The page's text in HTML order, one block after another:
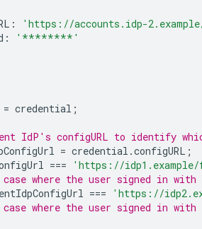
:
'https://accounts.idp-
:
'********'
= credential ;
IdP's configURL to identify
= credential .configURL ;
===
'https://
where the user signed in with
===
'https://
where the user signed in with